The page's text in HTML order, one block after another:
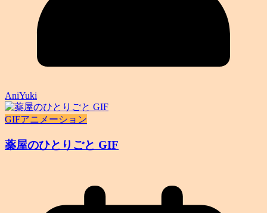
AniYuki
GIFアニメーション
薬屋のひとりごと GIF